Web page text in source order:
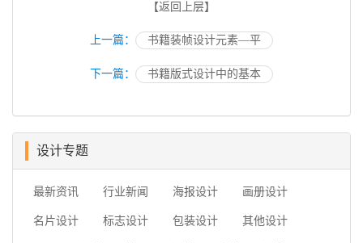
【返回上层】
上一篇： 书籍装帧设计元素—平
下一篇： 书籍版式设计中的基本
设计专题
最新资讯 行业新闻 海报设计 画册设计
名片设计 标志设计 包装设计 其他设计